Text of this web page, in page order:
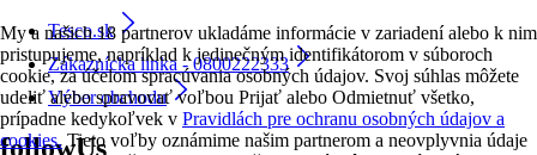
My a našich 18 partnerov ukladáme informácie v zariadení alebo k nim
pristupujeme, napríklad k jedinečným identifikátorom v súboroch
cookie, za účelom spracúvania osobných údajov. Svoj súhlas môžete
udeliť alebo spravovať voľbou Prijať alebo Odmietnuť všetko,
prípadne kedykoľvek v Pravidlách pre ochranu osobných údajov a
cookies. Tieto voľby oznámime našim partnerom a neovplyvnia údaje
Tesco.sk
Zákaznícka linka - 0800222333
Výber obchodu
followUs